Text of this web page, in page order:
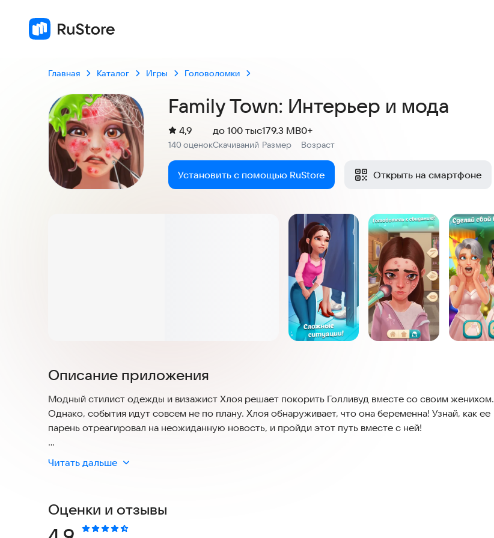
Главная Каталог Игры Головоломки
Family Town: Интерьер и мода
Рейтинг:
4,9
140 оценокСкачиваний
до 100 тыс
Размер
179.3 MB
Возраст
0+
Установить с помощью RuStore Открыть на смартфоне
Описание приложения
Модный стилист одежды и визажист Хлоя решает покорить Голливуд вместе со своим женихом.
Однако, события идут совсем не по плану. Хлоя обнаруживает, что она беременна! Узнай, как ее
парень отреагировал на неожиданную новость, и пройди этот путь вместе с ней!
Прими участие в жизни небольшого уютного городка, куда Хлоя попадет по дороге. Помоги ей
Читать дальше
Оценки и отзывы